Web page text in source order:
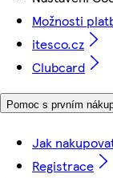
Možnosti
itesco.cz
Clubcard
Pomoc s prvním
Jak
Registrace